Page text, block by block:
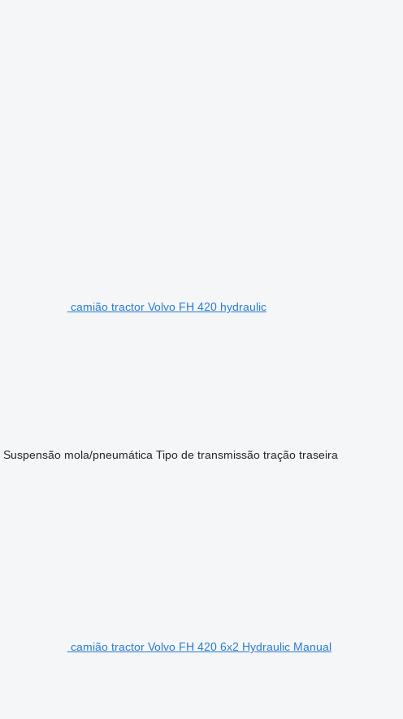
camião tractor Volvo FH 420 hydraulic
Suspensão mola/pneumática Tipo de transmissão tração traseira
camião tractor Volvo FH 420 6x2 Hydraulic Manual